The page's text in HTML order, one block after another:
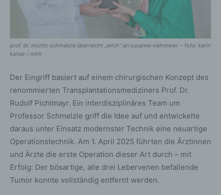
prof. dr. moritz schmelzle überreicht „erich“ an susanne viehmeier. – foto: karin
kaiser / mhh
Der Eingriff basiert auf einem chirurgischen Konzept des
renommierten Transplantationsmediziners Prof. Dr.
Rudolf Pichlmayr. Ein interdisziplinäres Team um
Professor Schmelzle griff die Idee auf und entwickelte
daraus unter Einsatz modernster Technik eine neuartige
Operationstechnik. Am 1. April 2025 führten die Ärztinnen
und Ärzte die erste Operation dieser Art durch – mit
Erfolg: Der bösartige, alle drei Lebervenen befallende
Tumor konnte vollständig entfernt werden.